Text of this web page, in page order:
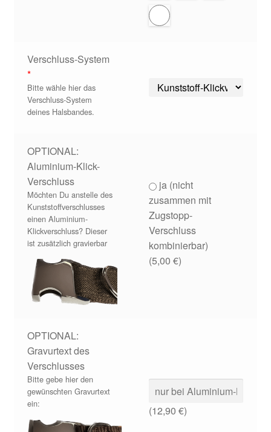
Verschluss-System
*
Bitte wähle hier das
Verschluss-System
deines Halsbandes.
OPTIONAL:
Aluminium-Klick-
Verschluss
Möchten Du anstelle des
Kunststoffverschlusses
einen Aluminium-
Klickverschluss? Dieser
ist zusätzlich gravierbar
ja (nicht
zusammen mit
Zugstopp-
Verschluss
kombinierbar)
(5,00€)
OPTIONAL:
Gravurtext des
Verschlusses
Bitte gebe hier den
gewünschten Gravurtext
ein:
(12,90€)